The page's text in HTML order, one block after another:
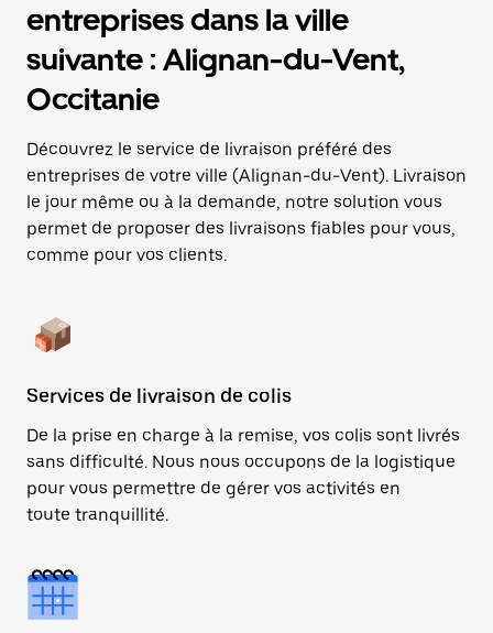
entreprises dans la ville
suivante : Alignan-du-Vent,
Occitanie
Découvrez le service de livraison préféré des
entreprises de votre ville (Alignan-du-Vent). Livraison
le jour même ou à la demande, notre solution vous
permet de proposer des livraisons fiables pour vous,
comme pour vos clients.
Services de livraison de colis
De la prise en charge à la remise, vos colis sont livrés
sans difficulté. Nous nous occupons de la logistique
pour vous permettre de gérer vos activités en
toute tranquillité.